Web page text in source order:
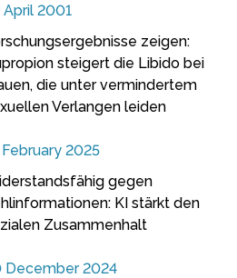
April 2001
zeigen:
steigert die Libido bei
die unter vermindertem
Verlangen leiden
February 2025
gegen
KI stärkt den
Zusammenhalt
December 2024